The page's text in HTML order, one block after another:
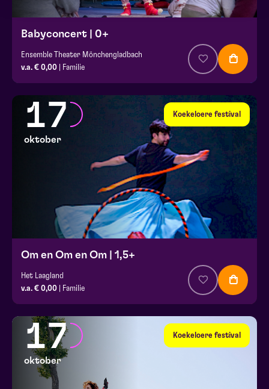
Babyconcert | 0+
Ensemble Theater Mönchengladbach
v.a. € 0,00 | Familie
Koekeloere festival
17
oktober
Om en Om en Om | 1,5+
Het Laagland
v.a. € 0,00 | Familie
Koekeloere festival
17
oktober